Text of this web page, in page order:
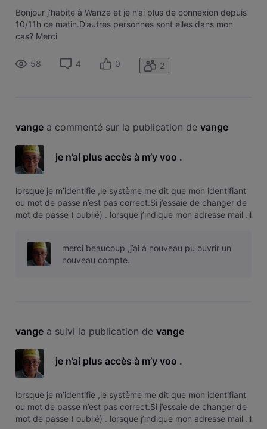
Bonjour j’habite à Wanze et je n’ai plus de connexion depuis
10/11h ce matin.D’autres personnes sont elles dans mon
cas? Merci
58 4 0 2
vange a commenté sur la publication de vange
je n’ai plus accès à m’y voo .
lorsque je m’identifie ,le système me dit que mon identifiant
ou mot de passe n’est pas correct.Si j’essaie de changer de
mot de passe ( oublié) . lorsque j’indique mon adresse mail .il
merci beaucoup ,j’ai à nouveau pu ouvrir un
nouveau compte.
vange a suivi la publication de vange
je n’ai plus accès à m’y voo .
lorsque je m’identifie ,le système me dit que mon identifiant
ou mot de passe n’est pas correct.Si j’essaie de changer de
mot de passe ( oublié) . lorsque j’indique mon adresse mail .il